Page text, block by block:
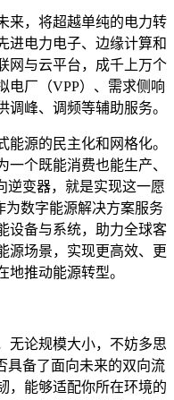
来，将超越单纯的电力转
进电力电子、边缘计算和
网与云平台，成千上万个
电厂（VPP）、需求侧响
峰、调频等辅助服务。
源的民主化和网格化。
个既能消费也能生产、
逆变器，就是实现这一愿
为数字能源解决方案服务
设备与系统，助力全球客
源场景，实现更高效、更
推动能源转型。
无论规模大小，不妨多思
具备了面向未来的双向流
，能够适配你所在环境的